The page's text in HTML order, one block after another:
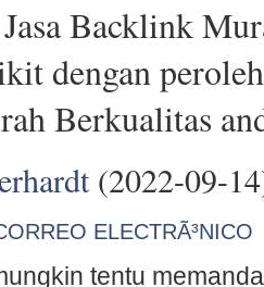
Backlink
dengan
Berkualitas
(2022-09-
ELECTRÃ³NICO
tentu